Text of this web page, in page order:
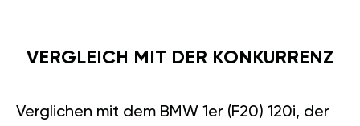
VERGLEICH MIT DER KONKURRENZ
Verglichen mit dem BMW 1er (F20) 120i, der